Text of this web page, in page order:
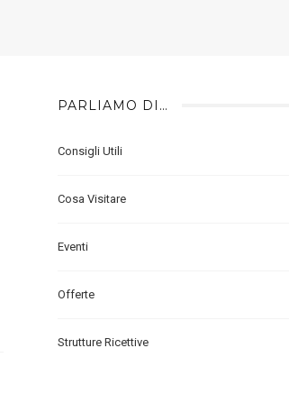
PARLIAMO DI…
Consigli Utili
Cosa Visitare
Eventi
Offerte
Strutture Ricettive